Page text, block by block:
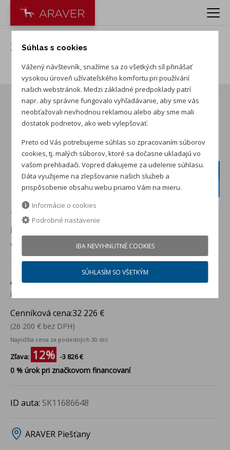
Škoda Octavia Combi 1.5 TSI
Extra
Zimné kolesá
v cene
5-ročný servis
+ ďalších 1
NOVÉ AUTO NA SKLADE
Viac info
Akciová cena:28 400 €
(23 089 € bez DPH)
Cenníková cena:32 226 €
(26 200 € bez DPH)
Najnižšia cena za posledných 30 dní
Zľava: 12% -3 826 €
0 % úrok pri značkovom financovaní
ID auta: SK11686648
ARAVER Piešťany
Súhlas s cookies
Vážený návštevník, snažíme sa zo všetkých síl přinášať
vysokou úroveň užívateľského komfortu pri používání
našich webstránok. Medzi základné predpoklady patrí
napr. aby správne fungovalo vyhľadávanie, aby sme vás
neobťažovali nevhodnou reklamou alebo aby sme mali
dostatok podnetov, ako web vylepšovať.
Preto od Vás potrebujeme súhlas so zpracovaním súborov
cookies, tj. malých súborov, ktoré sa dočasne ukladajú vo
vašom prehliadači. Vopred ďakujeme za udelenie súhlasu.
Dáta využijeme na zlepšovanie našich služieb a
prispôsobenie obsahu webu priamo Vám na mieru.
Informácie o cookies
Podrobné nastavenie
IBA NEVYHNUTNÉ COOKIES
SÚHLASÍM SO VŠETKÝM